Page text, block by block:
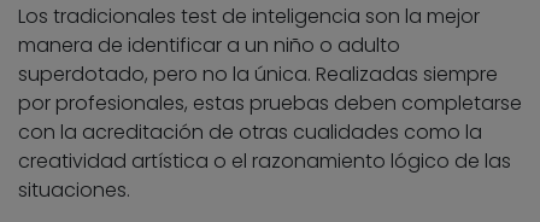
Los tradicionales test de inteligencia son la mejor
manera de identificar a un niño o adulto
superdotado, pero no la única. Realizadas siempre
por profesionales, estas pruebas deben completarse
con la acreditación de otras cualidades como la
creatividad artística o el razonamiento lógico de las
situaciones.